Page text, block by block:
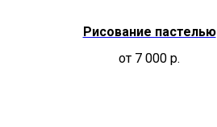
Рисование пастелью
от 7 000 р.